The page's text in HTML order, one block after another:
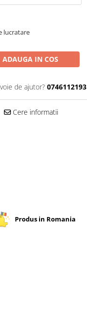
lucratare
ADAUGA IN COS
de ajutor? 0746112193
Cere informatii
Produs in Romania